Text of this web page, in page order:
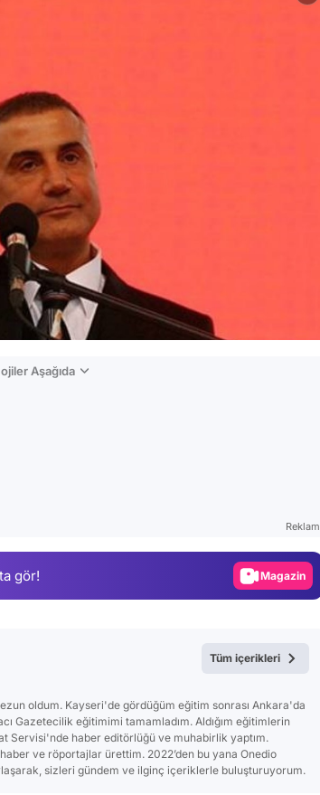
Aşağıda
Reklam
gör! Magazin
oldum. Kayseri'de gördüğüm eğitim sonrası Ankara'da
Gazetecilik eğitimimi tamamladım. Aldığım eğitimlerin
Servisi'nde haber editörlüğü ve muhabirlik yaptım.
ve röportajlar ürettim. 2022’den bu yana Onedio
sizleri gündem ve ilginç içeriklerle buluşturuyorum.
Tüm içerikleri